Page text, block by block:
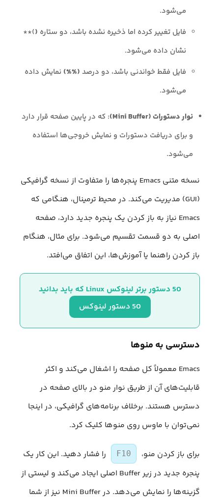
می‌شود.
فایل تغییر کرده اما ذخیره نشده باشد، دو ستاره (
)**
نشان داده می‌شود.
فایل فقط خواندنی باشد، دو درصد (%%) نمایش داده
می‌شود.
نوار دستورات (Mini Buffer)
: که در پایین صفحه قرار دارد
و برای دریافت دستورات و نمایش خروجی‌ها استفاده
می‌شود.
نسخه متنی Emacs پنجره‌ها را متفاوت از نسخه گرافیکی
(GUI) مدیریت می‌کند. در محیط ترمینال، هنگامی که
Emacs نیاز به باز کردن یک پنجره جدید دارد، صفحه
اصلی به دو قسمت تقسیم می‌شود. برای مثال، هنگام
باز کردن راهنما یا آموزش‌ها، این اتفاق می‌افتد.
50 دستور برتر لینوکس Linux که باید بدانید
50 دستور لینوکس
دسترسی به منوها
Emacs معمولاً کل صفحه را اشغال می‌کند و اکثر
قابلیت‌های آن از طریق نوار منو در بالای صفحه در
دسترس هستند. برخلاف برنامه‌های گرافیکی، در اینجا
نمی‌توان با ماوس روی منوها کلیک کرد.
برای باز کردن منو، F10
را فشار دهید. این کار یک
پنجره جدید در زیر Buffer اصلی ایجاد می‌کند و لیستی از
گزینه‌ها را نمایش می‌دهد. در Mini Buffer نیز از شما